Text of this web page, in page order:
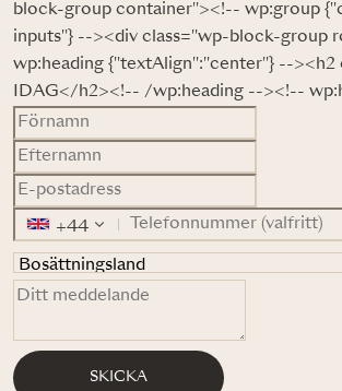
block-group container"><!-- wp:group
inputs"} --><div class="wp-block-group
wp:heading {"textAlign":"center"} --
IDAG</h2><!-- /wp:heading --><!--
+44
SKICKA